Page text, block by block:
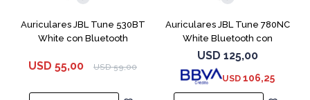
Auriculares JBL Tune 530BT
White con Bluetooth
USD 55,00 USD 59,00
Auriculares JBL Tune 780NC
White Bluetooth con
Micrófono
USD 125,00
USD 106,25